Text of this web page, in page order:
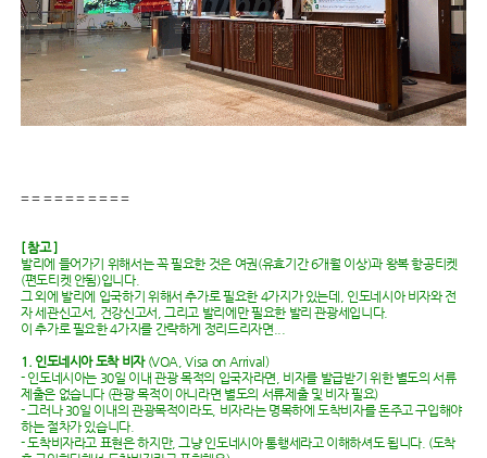
= = = = = = = = = =
[ 참고 ]
발리에 들어가기 위해서는 꼭 필요한 것은 여권(유효기간 6개월 이상)과 왕복 항공티켓
(편도티켓 안됨)입니다.
그 외에 발리에 입국하기 위해서 추가로 필요한 4가지가 있는데, 인도네시아 비자와 전
자 세관신고서, 건강신고서, 그리고 발리에만 필요한 발리 관광세입니다.
이 추가로 필요한 4가지를 간략하게 정리드리자면...
1. 인도네시아 도착 비자(VOA, Visa on Arrival)
- 인도네시아는 30일 이내 관광 목적의 입국자라면, 비자를 발급받기 위한 별도의 서류
제출은 없습니다 (관광 목적이 아니라면 별도의 서류제출 및 비자 필요)
- 그러나 30일 이내의 관광목적이라도, 비자라는 명목하에 도착비자를 돈주고 구입해야
하는 절차가 있습니다.
- 도착비자라고 표현은 하지만, 그냥 인도네시아 통행세라고 이해하셔도 됩니다. (도착